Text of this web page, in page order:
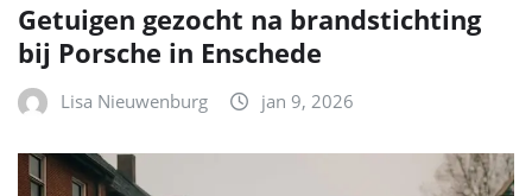
Getuigen gezocht na brandstichting
bij Porsche in Enschede
Lisa Nieuwenburg jan 9, 2026